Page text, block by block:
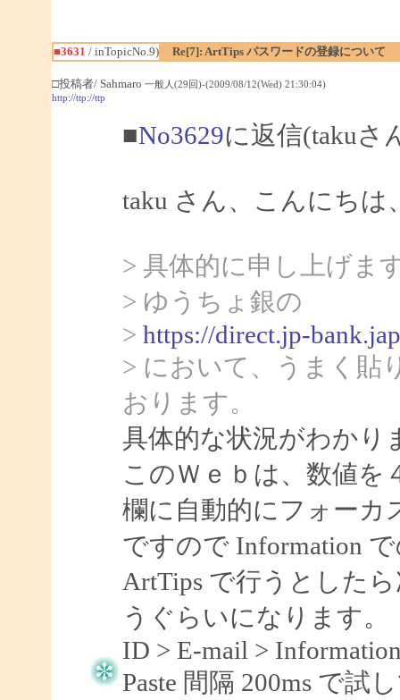
■3631 / inTopicNo.9) Re[7]: ArtTips パスワードの登録について
□投稿者/ Sahmaro 一般人(29回)-(2009/08/12(Wed) 21:30:04)
http://ttp://ttp
■No3629に返信(takuさ
taku さん、こんにちは
> 具体的に申し上げま
> ゆうちょ銀の
> https://direct.jp-
> において、うまく貼
おります。
具体的な状況がわかり
このＷｅｂは、数値を
欄に自動的にフォーカ
ですので Information
ArtTips で行うとした
うぐらいになります。
ID > E-mail >
Paste 間隔 200ms で試